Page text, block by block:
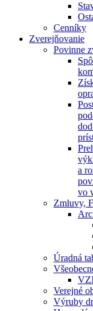
Cenníky
Zverejňovanie
Povinne
a
vo
Zmluvy,
Úradná
Verejné
Výruby